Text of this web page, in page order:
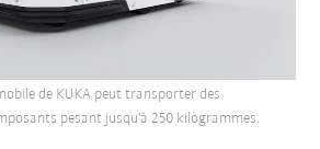
de KUKA peut transporter des
pesant jusqu'à 250 kilogrammes.